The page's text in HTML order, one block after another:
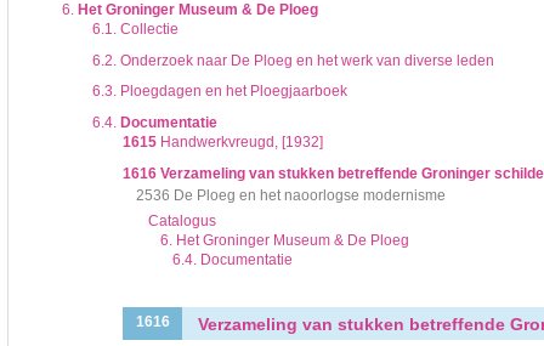
6. Het Groninger Museum & De Ploeg
6.1.Collectie
6.2.Onderzoek naar De Ploeg en het werk van diverse leden
6.3.Ploegdagen en het Ploegjaarboek
6.4. Documentatie
1615Handwerkvreugd, [1932]
1616 Verzameling van stukken betreffende Groninger
2536 De Ploeg en het naoorlogse modernisme
Catalogus
6. Het Groninger Museum & De Ploeg
6.4. Documentatie
1616 Verzameling van stukken betreffende